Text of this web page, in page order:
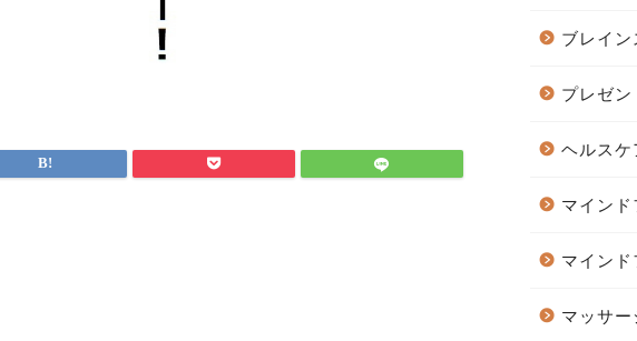
ブレイ
プレゼン
ヘルスケ
マインド
マインド
マッサー